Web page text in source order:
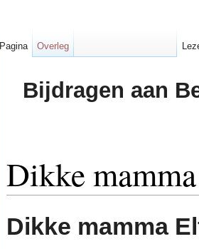
Bijdragen aan
Dikke
Dikke mamma
Pagina Overleg